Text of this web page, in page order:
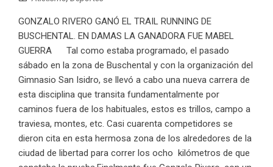
GONZALO RIVERO GANÓ EL TRAIL RUNNING DE
BUSCHENTAL. EN DAMAS LA GANADORA FUE MABEL
GUERRA Tal como estaba programado, el pasado
sábado en la zona de Buschental y con la organización del
Gimnasio San Isidro, se llevó a cabo una nueva carrera de
esta disciplina que transita fundamentalmente por
caminos fuera de los habituales, estos es trillos, campo a
traviesa, montes, etc. Casi cuarenta competidores se
dieron cita en esta hermosa zona de los alrededores de la
ciudad de libertad para correr los ocho kilómetros de que